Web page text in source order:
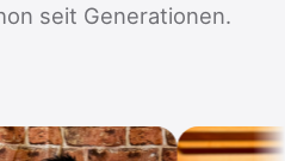
seit Generationen.